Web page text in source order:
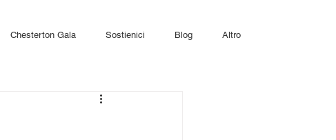
Chesterton Gala Sostienici Blog Altro